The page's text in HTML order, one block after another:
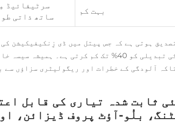
بہت کم
سرٹیفائیڈ
ساتھ ذاتی
ہوتی ہے کہ جس پیتل میں ڈی زِنکیفیکیشن
نظام میں والو کی تبدیلی کو 40% تک کم کرتی
آلودگی کے خطرات اور ریگولیٹری سزاؤں سے
ثابت شدہ تیاری کی قابل
بلُو-آؤٹ پروف ڈیزائن،